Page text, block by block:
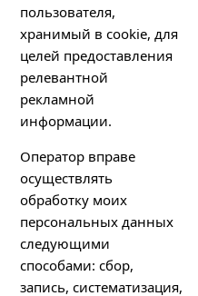
пользователя,
хранимый в cookie, для
целей предоставления
релевантной
рекламной
информации.
Оператор вправе
осуществлять
обработку моих
персональных данных
следующими
способами: сбор,
запись, систематизация,